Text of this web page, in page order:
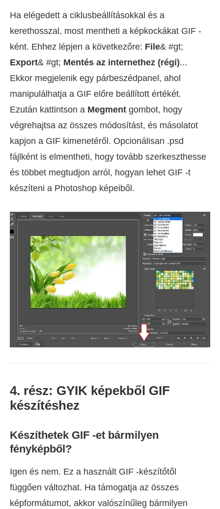
Ha elégedett a ciklusbeállításokkal és a
kerethosszal, most mentheti a képkockákat GIF -
ként. Ehhez lépjen a következőre: File& #gt;
Export& #gt; Mentés az internethez (régi)...
Ekkor megjelenik egy párbeszédpanel, ahol
manipulálhatja a GIF előre beállított értékét.
Ezután kattintson a Megment gombot, hogy
végrehajtsa az összes módosítást, és másolatot
kapjon a GIF kimenetéről. Opcionálisan .psd
fájlként is elmentheti, hogy tovább szerkeszthesse
és többet megtudjon arról, hogyan lehet GIF -t
készíteni a Photoshop képeiből.
4. rész: GYIK képekből GIF
készítéshez
Készíthetek GIF -et bármilyen
fényképből?
Igen és nem. Ez a használt GIF -készítőtől
függően változhat. Ha támogatja az összes
képformátumot, akkor valószínűleg bármilyen